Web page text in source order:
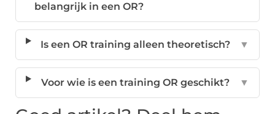
belangrijk in een OR?
Is een OR training alleen theoretisch? ▼
Voor wie is een training OR geschikt? ▼